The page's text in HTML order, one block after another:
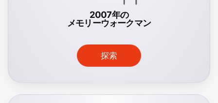
2007年の
メモリーウォークマン
探索